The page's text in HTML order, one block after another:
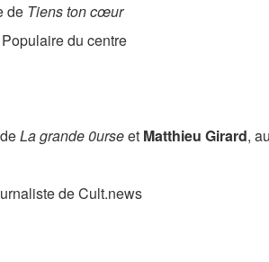
de Tiens ton cœur
du centre
La grande 0urseet Matthieu Girard,
de Cult.news